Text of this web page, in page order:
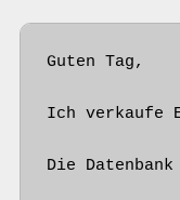
Guten Tag,
Ich verkaufe
Die